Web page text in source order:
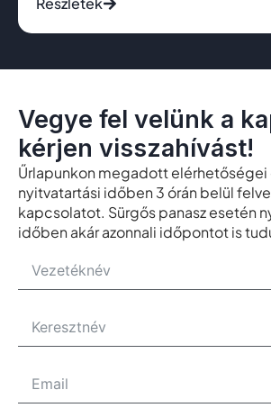
Vegye fel velünk a
kérjen visszahívást!
Űrlapunkon megadott
nyitvatartási időben 3 órán belül
kapcsolatot. Sürgős panasz esetén
időben akár azonnali időpontot is